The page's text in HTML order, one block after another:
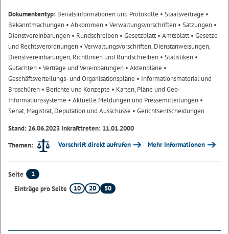
Dokumententyp: Beiratsinformationen und Protokolle • Staatsverträge •
Bekanntmachungen • Abkommen • Verwaltungsvorschriften • Satzungen •
Dienstvereinbarungen • Rundschreiben • Gesetzblatt• Amtsblatt• Gesetze
und Rechtsverordnungen • Verwaltungsvorschriften, Dienstanweisungen,
Dienstvereinbarungen, Richtlinien und Rundschreiben • Statistiken •
Gutachten • Verträge und Vereinbarungen • Aktenpläne •
Geschäftsverteilungs- und Organisationspläne • Informationsmaterial und
Broschüren • Berichte und Konzepte • Karten, Pläne und Geo-
Informationssysteme • Aktuelle Meldungen und Pressemitteilungen •
Senat, Magistrat, Deputation und Ausschüsse • Gerichtsentscheidungen
Stand: 26.06.2023 Inkrafttreten: 11.01.2000
Themen:
Vorschrift direkt aufrufen Mehr Informationen
Seite
1
Einträge pro Seite
10 20 50